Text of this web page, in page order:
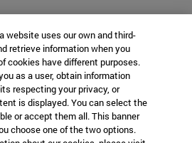
website uses our own and third-
retrieve information when you
cookies have different purposes.
as a user, obtain information
respecting your privacy, or
is displayed. You can select the
or accept them all. This banner
choose one of the two options.